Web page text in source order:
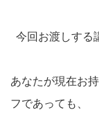
今回お渡しする
あなたが現在お
フであっても、